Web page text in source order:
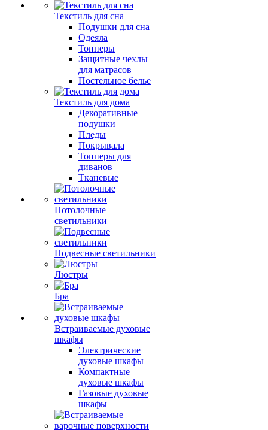
Текстиль для сна
Подушки для сна
Одеяла
Топперы
Защитные чехлы
для матрасов
Постельное белье
Текстиль для дома
Декоративные
подушки
Пледы
Покрывала
Топперы для
диванов
Тканевые
Потолочные
светильники
Подвесные светильники
Люстры
Бра
Встраиваемые духовые
шкафы
Электрические
духовые шкафы
Компактные
духовые шкафы
Газовые духовые
шкафы